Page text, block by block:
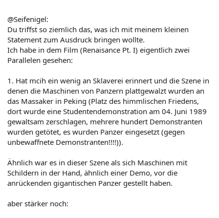
@Seifenigel:
Du triffst so ziemlich das, was ich mit meinem kleinen
Statement zum Ausdruck bringen wollte.
Ich habe in dem Film (Renaisance Pt. I) eigentlich zwei
Parallelen gesehen:
1. Hat mcih ein wenig an Sklaverei erinnert und die Szene in
denen die Maschinen von Panzern plattgewalzt wurden an
das Massaker in Peking (Platz des himmlischen Friedens,
dort wurde eine Studentendemonstration am 04. Juni 1989
gewaltsam zerschlagen, mehrere hundert Demonstranten
wurden getötet, es wurden Panzer eingesetzt (gegen
unbewaffnete Demonstranten!!!!)).
Ähnlich war es in dieser Szene als sich Maschinen mit
Schildern in der Hand, ähnlich einer Demo, vor die
anrückenden gigantischen Panzer gestellt haben.
aber stärker noch: